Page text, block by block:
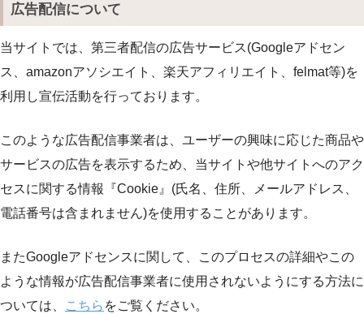
広告配信について
当サイトでは、第三者配信の広告サービス(Googleアドセン
ス、amazonアソシエイト、楽天アフィリエイト、felmat等)を
利用し宣伝活動を行っております。
このような広告配信事業者は、ユーザーの興味に応じた商品や
サービスの広告を表示するため、当サイトや他サイトへのアク
セスに関する情報『Cookie』(氏名、住所、メールアドレス、
電話番号は含まれません)を使用することがあります。
またGoogleアドセンスに関して、このプロセスの詳細やこの
ような情報が広告配信事業者に使用されないようにする方法に
ついては、
こちら をご覧ください。